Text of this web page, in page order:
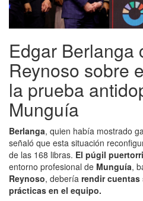
Edgar Berlanga
Reynoso sobre
la prueba
Munguía
Berlanga, quien había mostrado
señaló que esta situación
de las 168 libras. El púgil
entorno profesional de Munguía,
Reynoso, debería rendir cuentas
prácticas en el equipo.